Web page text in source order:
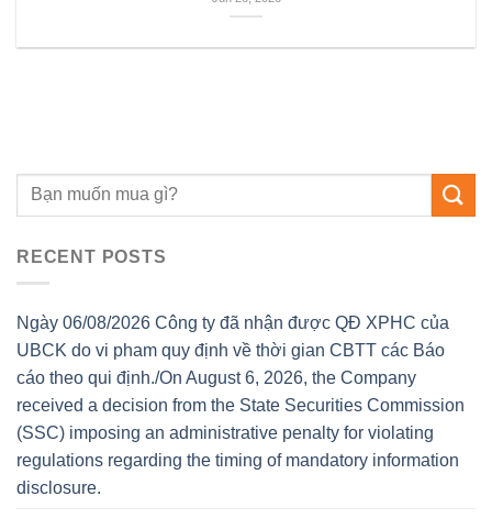
RECENT POSTS
Ngày 06/08/2026 Công ty đã nhận được QĐ XPHC của
UBCK do vi pham quy định về thời gian CBTT các Báo
cáo theo qui định./On August 6, 2026, the Company
received a decision from the State Securities Commission
(SSC) imposing an administrative penalty for violating
regulations regarding the timing of mandatory information
disclosure.